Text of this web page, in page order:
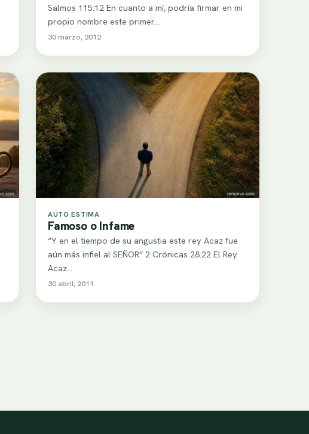
Salmos 115:12 En cuanto a mí, podría firmar en mi
propio nombre este primer…
30 marzo, 2012
AUTO ESTIMA
Famoso o Infame
“Y en el tiempo de su angustia este rey Acaz fue
aún más infiel al SEÑOR” 2 Crónicas 28.22 El Rey
Acaz…
30 abril, 2011